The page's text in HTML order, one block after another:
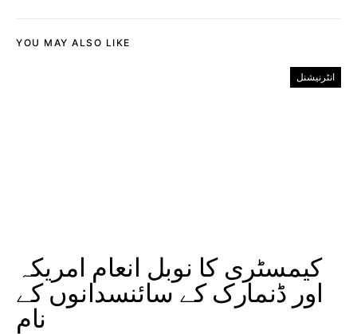
YOU MAY ALSO LIKE
انٹرنیشنل
کیمسٹری کا نوبل انعام امریکہ
اور ڈنمارک کے سائنسدانوں کے
نام